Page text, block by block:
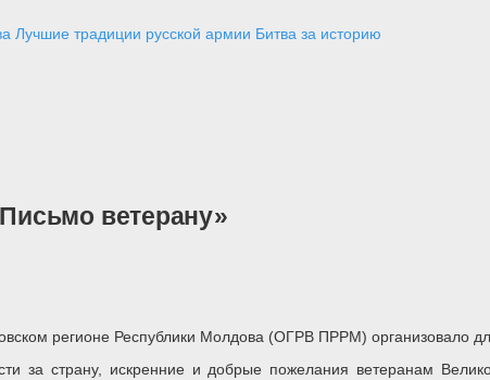
Лучшие традиции русской армии Битва за историю
ветерану»
регионе Республики Молдова (ОГРВ ПРРМ) организовало
за страну, искренние и добрые пожелания ветеранам